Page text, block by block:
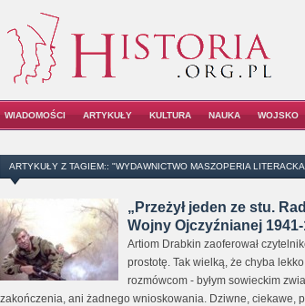
WIADOMOŚCI ARTYKUŁY KULTURA NAUKA WOJSKO
ARTYKUŁY Z TAGIEM:: "WYDAWNICTWO MASZOPERIA
„Przeżył jeden ze stu.
Wojny Ojczyźnianej
Artiom Drabkin zaoferował
prostotę. Tak wielką, że chyba
rozmówcom - byłym sowieckim
zakończenia, ani żadnego wnioskowania. Dziwne, ciekawe,